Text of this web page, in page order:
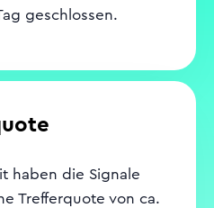
geschlossen.
haben die Signale
Trefferquote von ca.